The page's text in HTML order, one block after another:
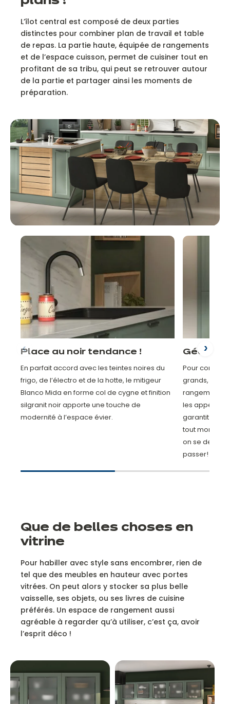
L’îlot central est composé de deux parties
distinctes pour combiner plan de travail et table
de repas. La partie haute, équipée de rangements
et de l’espace cuisson, permet de cuisiner tout en
profitant de sa tribu, qui peut se retrouver autour
de la partie et partager ainsi les moments de
préparation.
Place au noir tendance !
En parfait accord avec les teintes noires du
frigo, de l’électro et de la hotte, le mitigeur
Blanco Mida en forme col de cygne et finition
silgranit noir apporte une touche de
modernité à l’espace évier.
Géant,
Pour
grands, le
rangement
les appétits !
garantit de
tout moment
on se
passer!
Que de belles choses en
vitrine
Pour habiller avec style sans encombrer, rien de
tel que des meubles en hauteur avec portes
vitrées. On peut alors y stocker sa plus belle
vaisselle, ses objets, ou ses livres de cuisine
préférés. Un espace de rangement aussi
agréable à regarder qu’à utiliser, c’est ça, avoir
l’esprit déco !